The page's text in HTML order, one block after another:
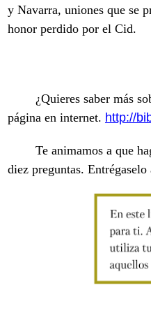
y Navarra, uniones que se
honor perdido por el Cid.
¿Quieres saber más
página en internet. http://
Te animamos a que
diez preguntas.